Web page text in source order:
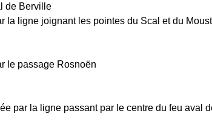
de Berville
la ligne joignant les pointes du Scal et du
le passage Rosnoën
par la ligne passant par le centre du feu aval